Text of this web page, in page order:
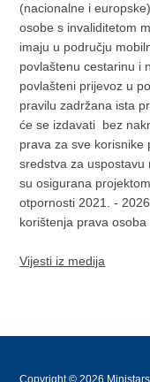
(nacionalne i
osobe s invaliditetom
imaju u području
povlaštenu cestarinu i
povlašteni prijevoz u
pravilu zadržana ista
će se izdavati bez
prava za sve korisnike
sredstva za uspostavu
su osigurana
otpornosti 2021. -
korištenja prava
Vijesti iz medija
Copyright © 2026